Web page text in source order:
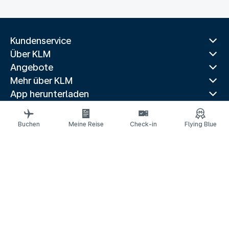
Kundenservice
Über KLM
Angebote
Mehr über KLM
App herunterladen
Verwandte Websites
Reiseführer
Buchen Meine Reise Check-in Flying Blue